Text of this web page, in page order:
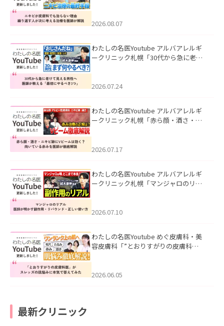
ました。
2026.08.07
わたしの名医Youtube アルバアレルギ
ークリニック札幌「30代から急に老け
た。
2026.07.24
わたしの名医Youtube アルバアレルギ
ークリニック札幌「赤ら顔・酒さ・ニ
した。
2026.07.17
わたしの名医Youtube アルバアレルギ
ークリニック札幌「マンジャロのリア
た。
2026.07.10
わたしの名医Youtube めぐ皮膚科・美
容皮膚科「”とおりすがりの皮膚科
2026.06.05
最新クリニック